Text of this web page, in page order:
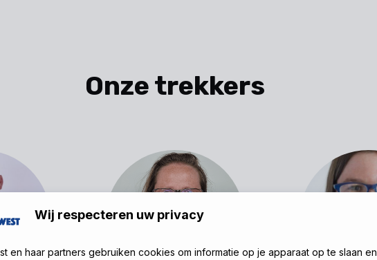
Onze trekkers
Wij respecteren uw privacy
en haar partners gebruiken cookies om informatie op je apparaat op te slaan en